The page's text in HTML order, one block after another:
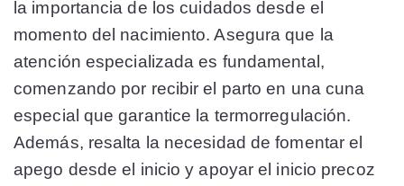
la importancia de los cuidados desde el
momento del nacimiento. Asegura que la
atención especializada es fundamental,
comenzando por recibir el parto en una cuna
especial que garantice la termorregulación.
Además, resalta la necesidad de fomentar el
apego desde el inicio y apoyar el inicio precoz